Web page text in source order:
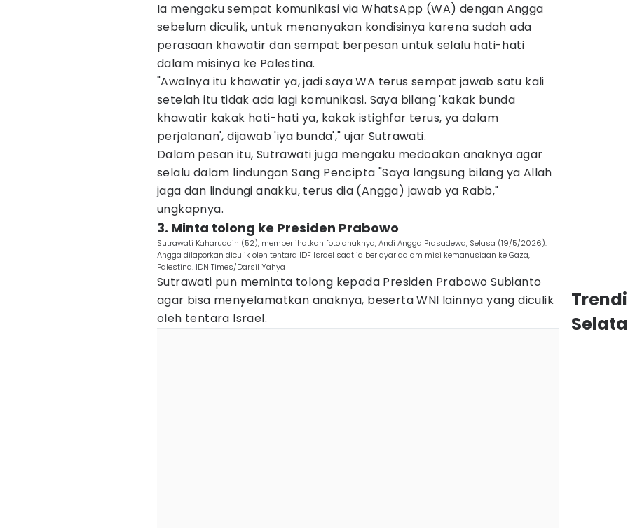
Ia mengaku sempat komunikasi via WhatsApp (WA) dengan Angga
sebelum diculik, untuk menanyakan kondisinya karena sudah ada
perasaan khawatir dan sempat berpesan untuk selalu hati-hati
dalam misinya ke Palestina.
"Awalnya itu khawatir ya, jadi saya WA terus sempat jawab satu kali
setelah itu tidak ada lagi komunikasi. Saya bilang 'kakak bunda
khawatir kakak hati-hati ya, kakak istighfar terus, ya dalam
perjalanan', dijawab 'iya bunda'," ujar Sutrawati.
Dalam pesan itu, Sutrawati juga mengaku medoakan anaknya agar
selalu dalam lindungan Sang Pencipta "Saya langsung bilang ya Allah
jaga dan lindungi anakku, terus dia (Angga) jawab ya Rabb,"
ungkapnya.
3. Minta tolong ke Presiden Prabowo
Sutrawati Kaharuddin (52), memperlihatkan foto anaknya, Andi Angga Prasadewa, Selasa (19/5/2026).
Angga dilaporkan diculik oleh tentara IDF Israel saat ia berlayar dalam misi kemanusiaan ke Gaza,
Palestina. IDN Times/Darsil Yahya
Sutrawati pun meminta tolong kepada Presiden Prabowo Subianto
agar bisa menyelamatkan anaknya, beserta WNI lainnya yang diculik
oleh tentara Israel.